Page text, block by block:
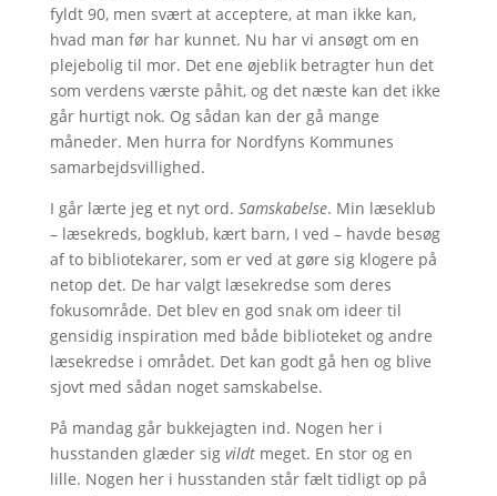
fyldt 90, men svært at acceptere, at man ikke kan,
hvad man før har kunnet. Nu har vi ansøgt om en
plejebolig til mor. Det ene øjeblik betragter hun det
som verdens værste påhit, og det næste kan det ikke
går hurtigt nok. Og sådan kan der gå mange
måneder. Men hurra for Nordfyns Kommunes
samarbejdsvillighed.
I går lærte jeg et nyt ord. Samskabelse. Min læseklub
– læsekreds, bogklub, kært barn, I ved – havde besøg
af to bibliotekarer, som er ved at gøre sig klogere på
netop det. De har valgt læsekredse som deres
fokusområde. Det blev en god snak om ideer til
gensidig inspiration med både biblioteket og andre
læsekredse i området. Det kan godt gå hen og blive
sjovt med sådan noget samskabelse.
På mandag går bukkejagten ind. Nogen her i
husstanden glæder sig vildtmeget. En stor og en
lille. Nogen her i husstanden står fælt tidligt op på